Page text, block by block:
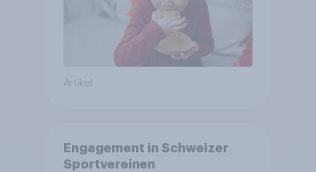
Artikel
Engagement in Schweizer
Sportvereinen